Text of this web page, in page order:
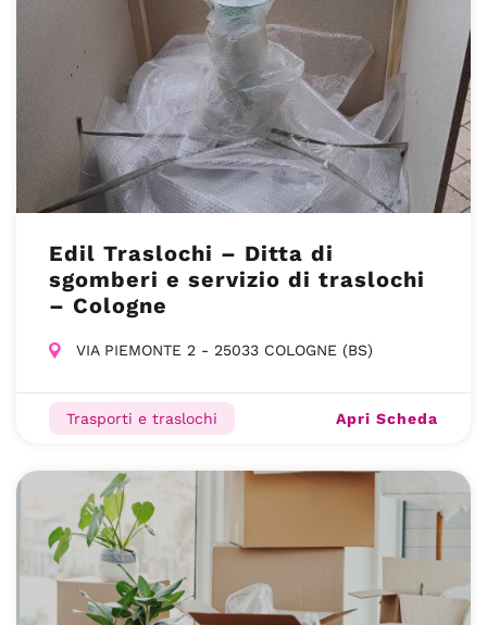
Edil Traslochi – Ditta di
sgomberi e servizio di traslochi
– Cologne
VIA PIEMONTE 2 - 25033 COLOGNE (BS)
Trasporti e traslochi Apri Scheda